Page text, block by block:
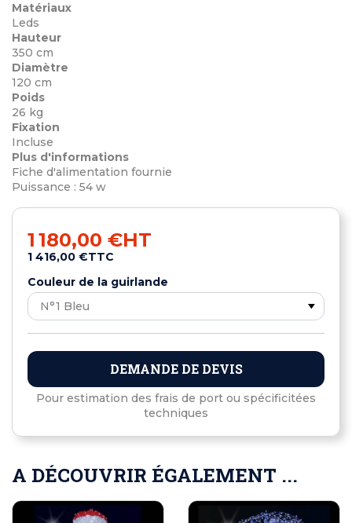
Matériaux
Leds
Hauteur
350 cm
Diamètre
120 cm
Poids
26 kg
Fixation
Incluse
Plus d'informations
Fiche d'alimentation fournie
Puissance : 54 w
1 180,00 €HT
1 416,00 €TTC
Couleur de la guirlande
DEMANDE DE DEVIS
Pour estimation des frais de port ou spécificitées
techniques
A DÉCOUVRIR ÉGALEMENT ...